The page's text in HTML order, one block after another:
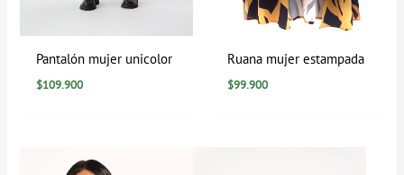
Pantalón mujer unicolor
$109.900
Ruana mujer estampada
$99.900